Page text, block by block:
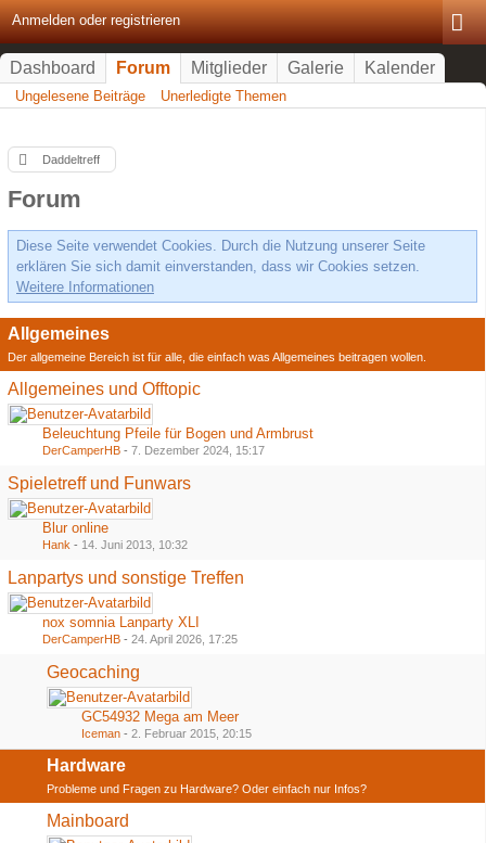
Anmelden oder registrieren
Dashboard Forum Mitglieder Galerie Kalender
Ungelesene Beiträge Unerledigte Themen
Daddeltreff
Forum
Diese Seite verwendet Cookies. Durch die Nutzung unserer Seite
erklären Sie sich damit einverstanden, dass wir Cookies setzen.
Weitere Informationen
Allgemeines
Der allgemeine Bereich ist für alle, die einfach was Allgemeines beitragen wollen.
Allgemeines und Offtopic
Beleuchtung Pfeile für Bogen und Armbrust
DerCamperHB - 7. Dezember 2024, 15:17
Spieletreff und Funwars
Blur online
Hank - 14. Juni 2013, 10:32
Lanpartys und sonstige Treffen
nox somnia Lanparty XLI
DerCamperHB - 24. April 2026, 17:25
Geocaching
GC54932 Mega am Meer
Iceman - 2. Februar 2015, 20:15
Hardware
Probleme und Fragen zu Hardware? Oder einfach nur Infos?
Mainboard